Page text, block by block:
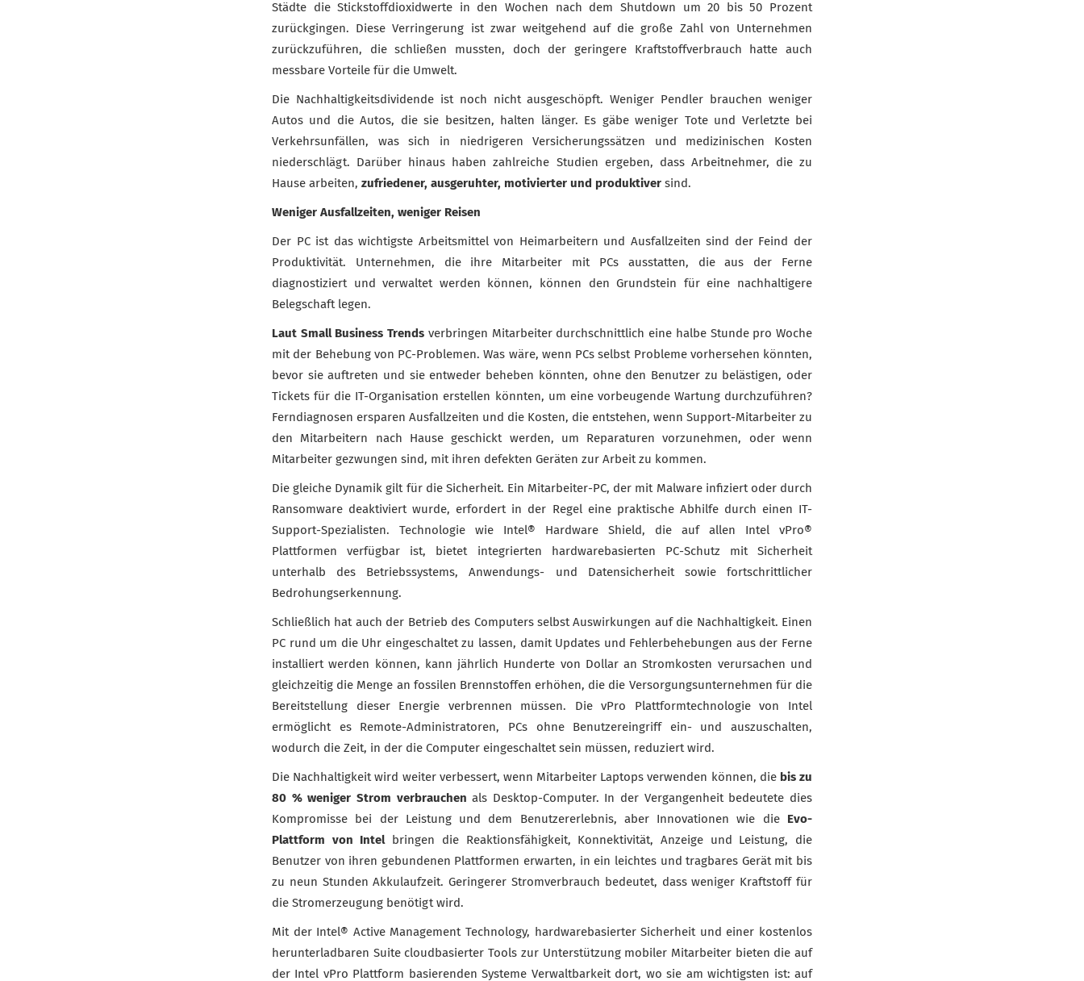
Städte die Stickstoffdioxidwerte in den Wochen nach dem Shutdown um 20 bis 50 Prozent
zurückgingen. Diese Verringerung ist zwar weitgehend auf die große Zahl von Unternehmen
zurückzuführen, die schließen mussten, doch der geringere Kraftstoffverbrauch hatte auch
messbare Vorteile für die Umwelt.
Die Nachhaltigkeitsdividende ist noch nicht ausgeschöpft. Weniger Pendler brauchen weniger
Autos und die Autos, die sie besitzen, halten länger. Es gäbe weniger Tote und Verletzte bei
Verkehrsunfällen, was sich in niedrigeren Versicherungssätzen und medizinischen Kosten
niederschlägt. Darüber hinaus haben zahlreiche Studien ergeben, dass Arbeitnehmer, die zu
Hause arbeiten, zufriedener, ausgeruhter, motivierter und produktiver sind.
Weniger Ausfallzeiten, weniger Reisen
Der PC ist das wichtigste Arbeitsmittel von Heimarbeitern und Ausfallzeiten sind der Feind der
Produktivität. Unternehmen, die ihre Mitarbeiter mit PCs ausstatten, die aus der Ferne
diagnostiziert und verwaltet werden können, können den Grundstein für eine nachhaltigere
Belegschaft legen.
Laut Small Business Trends verbringen Mitarbeiter durchschnittlich eine halbe Stunde pro Woche
mit der Behebung von PC-Problemen. Was wäre, wenn PCs selbst Probleme vorhersehen könnten,
bevor sie auftreten und sie entweder beheben könnten, ohne den Benutzer zu belästigen, oder
Tickets für die IT-Organisation erstellen könnten, um eine vorbeugende Wartung durchzuführen?
Ferndiagnosen ersparen Ausfallzeiten und die Kosten, die entstehen, wenn Support-Mitarbeiter zu
den Mitarbeitern nach Hause geschickt werden, um Reparaturen vorzunehmen, oder wenn
Mitarbeiter gezwungen sind, mit ihren defekten Geräten zur Arbeit zu kommen.
Die gleiche Dynamik gilt für die Sicherheit. Ein Mitarbeiter-PC, der mit Malware infiziert oder durch
Ransomware deaktiviert wurde, erfordert in der Regel eine praktische Abhilfe durch einen IT-
Support-Spezialisten. Technologie wie Intel® Hardware Shield, die auf allen Intel vPro®
Plattformen verfügbar ist, bietet integrierten hardwarebasierten PC-Schutz mit Sicherheit
unterhalb des Betriebssystems, Anwendungs- und Datensicherheit sowie fortschrittlicher
Bedrohungserkennung.
Schließlich hat auch der Betrieb des Computers selbst Auswirkungen auf die Nachhaltigkeit. Einen
PC rund um die Uhr eingeschaltet zu lassen, damit Updates und Fehlerbehebungen aus der Ferne
installiert werden können, kann jährlich Hunderte von Dollar an Stromkosten verursachen und
gleichzeitig die Menge an fossilen Brennstoffen erhöhen, die die Versorgungsunternehmen für die
Bereitstellung dieser Energie verbrennen müssen. Die vPro Plattformtechnologie von Intel
ermöglicht es Remote-Administratoren, PCs ohne Benutzereingriff ein- und auszuschalten,
wodurch die Zeit, in der die Computer eingeschaltet sein müssen, reduziert wird.
Die Nachhaltigkeit wird weiter verbessert, wenn Mitarbeiter Laptops verwenden können, die bis zu
80 % weniger Strom verbrauchen als Desktop-Computer. In der Vergangenheit bedeutete dies
Kompromisse bei der Leistung und dem Benutzererlebnis, aber Innovationen wie die Evo-
Plattform von Intel bringen die Reaktionsfähigkeit, Konnektivität, Anzeige und Leistung, die
Benutzer von ihren gebundenen Plattformen erwarten, in ein leichtes und tragbares Gerät mit bis
zu neun Stunden Akkulaufzeit. Geringerer Stromverbrauch bedeutet, dass weniger Kraftstoff für
die Stromerzeugung benötigt wird.
Mit der Intel® Active Management Technology, hardwarebasierter Sicherheit und einer kostenlos
herunterladbaren Suite cloudbasierter Tools zur Unterstützung mobiler Mitarbeiter bieten die auf
der Intel vPro Plattform basierenden Systeme Verwaltbarkeit dort, wo sie am wichtigsten ist: auf